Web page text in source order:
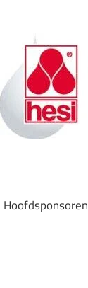
Hoofdsponsoren